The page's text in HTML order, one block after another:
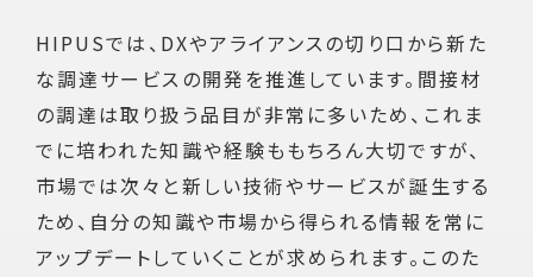
HIPUSでは、DXやアライアンスの切り口から新た
な調達サービスの開発を推進しています。間接材
の調達は取り扱う品目が非常に多いため、これま
でに培われた知識や経験ももちろん大切ですが、
市場では次々と新しい技術やサービスが誕生する
ため、自分の知識や市場から得られる情報を常に
アップデートしていくことが求められます。このた